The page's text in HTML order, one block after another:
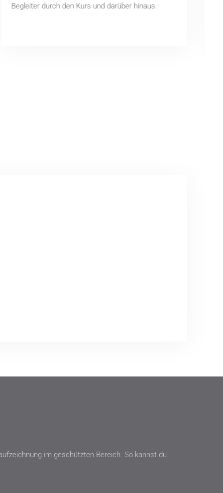
Begleiter durch den Kurs und darüber hinaus.
im geschützten Bereich. So kannst du